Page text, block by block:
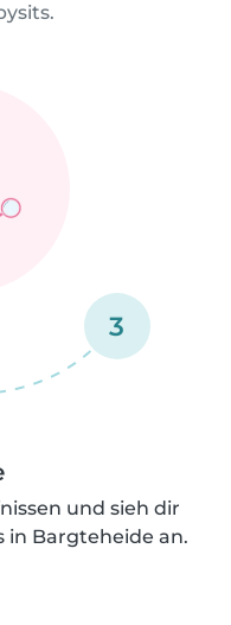
3
und sieh dir
in Bargteheide an.